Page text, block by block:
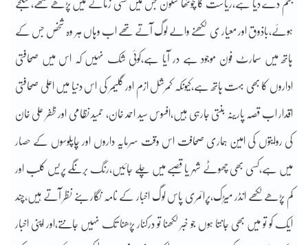
جنم دے دیا ہے،ریاست کا چوتھا ستون جس میں کسی زمانے میں پڑھے لکھے،سلجے
ہوئے،باذوق اور معیار ی لکھنے والے لوگ آتے تھے اب وہاں ہر وہ شخص جس کے
ہاتھ میں سمارٹ فون موجود ہے در آیا ہے،کوئی شک نہیں کہ اس میں صحافتی
اداروں کا بھی بہت ہاتھ ہے،کیونکہ کمرشل ازم اور گلیمر کی اس دنیا میں اعلی صحافتی
اقدار اب قصہ پارینہ بنتی جارہی ہیں،افسوس سید احمد خان، حمید نظامی اور ظفر علی خان
کی روایتوں کی امین ہماری صحافت اس وقت سرمایہ داروں اور چاپلوسوں کے حصار
میں ہے،کسی بھی چھوٹے شہر یا قصبے میں چلے جائیں،رنگ برنگے پریس کلب اور
کم پڑھے لکھے انڈر میڑک،پرائمری پاس لوگ اخبار کے نامہ نگار بنے نظر آتے ہیں،چند
ایک کو تو میں بھی جانتا ہوں جو خبر لکھنا تو درکنار پڑھنا تک نہیں جانتے،اور اپنی اخبار